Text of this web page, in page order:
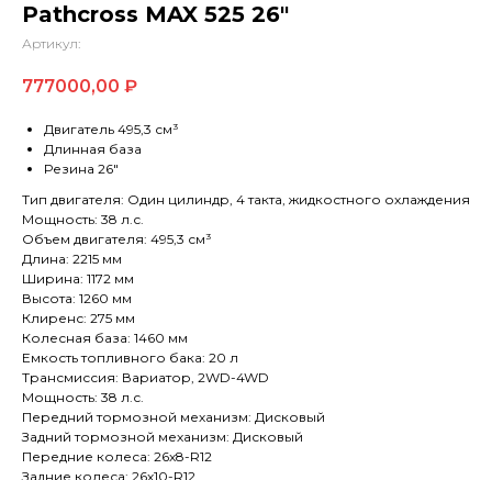
Pathcross MAX 525 26″
Артикул:
777000,00 ₽
Двигатель 495,3 см³
Длинная база
Резина 26″
Тип двигателя: Один цилиндр, 4 такта, жидкостного охлаждения
Мощность: 38 л.с.
Объем двигателя: 495,3 см³
Длина: 2215 мм
Ширина: 1172 мм
Высота: 1260 мм
Клиренс: 275 мм
Колесная база: 1460 мм
Емкость топливного бака: 20 л
Трансмиссия: Вариатор, 2WD-4WD
Мощность: 38 л.с.
Передний тормозной механизм: Дисковый
Задний тормозной механизм: Дисковый
Передние колеса: 26х8-R12
Задние колеса: 26х10-R12